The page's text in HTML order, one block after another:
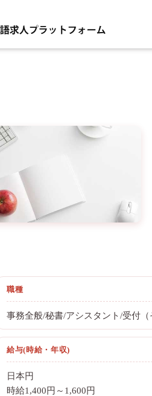
職種
事務全般/秘書/アシスタント/受付（
給与(時給・年収)
日本円
時給1,400円～1,600円